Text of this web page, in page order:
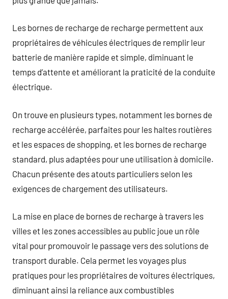
Les bornes de recharge de recharge permettent aux
propriétaires de véhicules électriques de remplir leur
batterie de manière rapide et simple, diminuant le
temps d’attente et améliorant la praticité de la conduite
électrique.
On trouve en plusieurs types, notamment les bornes de
recharge accélérée, parfaites pour les haltes routières
et les espaces de shopping, et les bornes de recharge
standard, plus adaptées pour une utilisation à domicile.
Chacun présente des atouts particuliers selon les
exigences de chargement des utilisateurs.
La mise en place de bornes de recharge à travers les
villes et les zones accessibles au public joue un rôle
vital pour promouvoir le passage vers des solutions de
transport durable. Cela permet les voyages plus
pratiques pour les propriétaires de voitures électriques,
diminuant ainsi la reliance aux combustibles